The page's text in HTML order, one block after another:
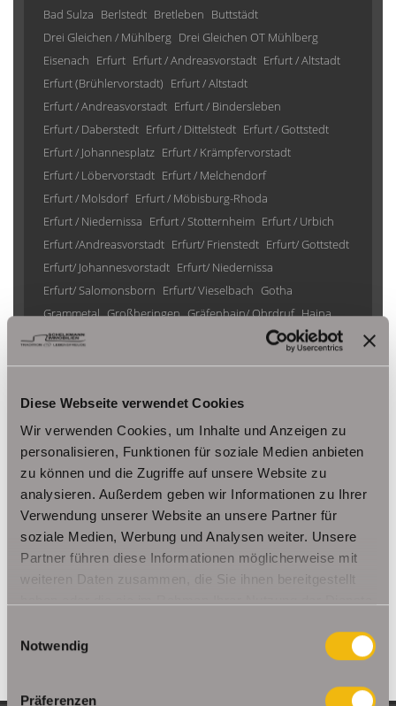
Diese Webseite verwendet Cookies
Wir verwenden Cookies, um Inhalte und Anzeigen zu
personalisieren, Funktionen für soziale Medien anbieten
zu können und die Zugriffe auf unsere Website zu
analysieren. Außerdem geben wir Informationen zu Ihrer
Verwendung unserer Website an unsere Partner für
soziale Medien, Werbung und Analysen weiter. Unsere
Partner führen diese Informationen möglicherweise mit
weiteren Daten zusammen, die Sie ihnen bereitgestellt
Notwendig
Präferenzen
Bad Sulza Berlstedt Bretleben Buttstädt
Drei Gleichen / Mühlberg Drei Gleichen OT Mühlberg
Eisenach Erfurt Erfurt / Andreasvorstadt Erfurt / Altstadt
Erfurt (Brühlervorstadt) Erfurt / Altstadt
Erfurt / Andreasvorstadt Erfurt / Bindersleben
Erfurt / Daberstedt Erfurt / Dittelstedt Erfurt / Gottstedt
Erfurt / Johannesplatz Erfurt / Krämpfervorstadt
Erfurt / Löbervorstadt Erfurt / Melchendorf
Erfurt / Molsdorf Erfurt / Möbisburg-Rhoda
Erfurt / Niedernissa Erfurt / Stotternheim Erfurt / Urbich
Erfurt /Andreasvorstadt Erfurt/ Frienstedt Erfurt/ Gottstedt
Erfurt/ Johannesvorstadt Erfurt/ Niedernissa
Erfurt/ Salomonsborn Erfurt/ Vieselbach Gotha
Grammetal Großheringen Gräfenhain/ Ohrdruf Haina
Herbsleben
Ohrdruf Riethnordhausen Ruhla
Saalfeld/Saale / Remschütz Steinbach-Hallenberg/ Viernau
Tonna / Gräfentonna Udestedt
Unstrut- Hainich /Großengottern
Weimar / Legefeld
Immo Am Ettersberg Haus Am Ettersberg Häuser Am Ettersberg
kaufen Am Ettersberg Immobilie Am Ettersberg Immobilien Am
Ettersberg
Hauskauf Am Ettersberg
Immobilienkauf Am